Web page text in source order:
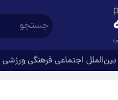
بین‌الملل اجتماعی فرهنگیورزشی